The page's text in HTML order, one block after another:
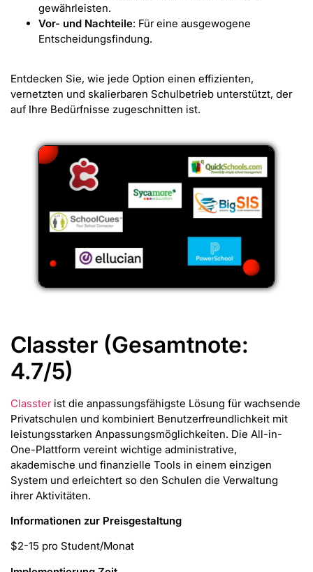
gewährleisten.
Vor- und Nachteile: Für eine ausgewogene
Entscheidungsfindung.
Entdecken Sie, wie jede Option einen effizienten,
vernetzten und skalierbaren Schulbetrieb unterstützt, der
auf Ihre Bedürfnisse zugeschnitten ist.
Classter (Gesamtnote:
4.7/5)
Classterist die anpassungsfähigste Lösung für wachsende
Privatschulen und kombiniert Benutzerfreundlichkeit mit
leistungsstarken Anpassungsmöglichkeiten. Die All-in-
One-Plattform vereint wichtige administrative,
akademische und finanzielle Tools in einem einzigen
System und erleichtert so den Schulen die Verwaltung
ihrer Aktivitäten.
Informationen zur Preisgestaltung
$2-15 pro Student/Monat